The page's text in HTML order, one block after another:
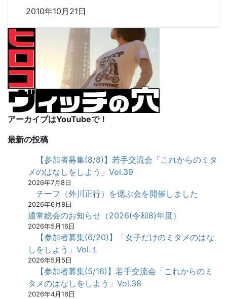
2010年10月21日
アーカイブはYouTubeで！
最新の投稿
【参加者募集(8/8)】若手交流会「これからのミタ
メのはなしをしよう」Vol.39
2026年7月8日
チーフ（外川正行）を偲ぶ会を開催しました
2026年6月8日
通常総会のお知らせ（2026(令和8)年度）
2026年5月16日
【参加者募集(6/20)】「女子だけのミタメのはな
しをしよう」Vol.１
2026年5月5日
【参加者募集(5/16)】若手交流会「これからのミ
タメのはなしをしよう」Vol.38
2026年4月16日